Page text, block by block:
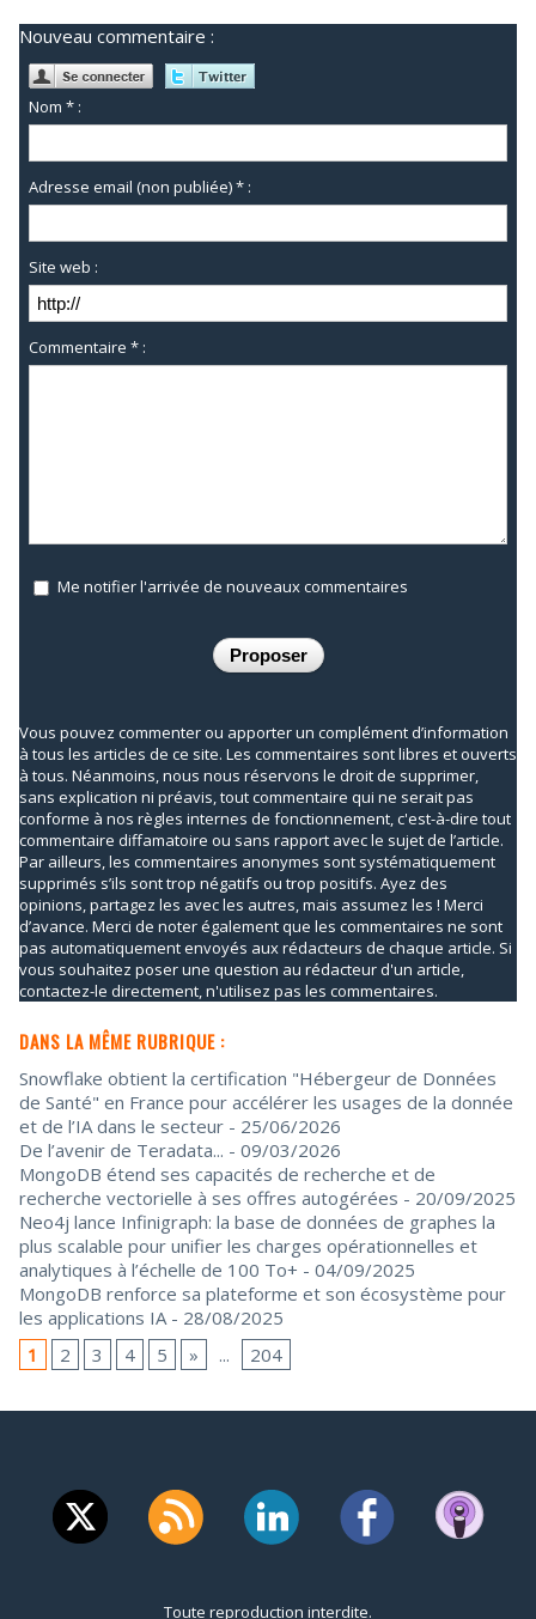
Nouveau commentaire :
Nom * :
Adresse email (non publiée) * :
Site web :
Commentaire * :
Me notifier l'arrivée de nouveaux commentaires
Vous pouvez commenter ou apporter un complément d’information
à tous les articles de ce site. Les commentaires sont libres et ouverts
à tous. Néanmoins, nous nous réservons le droit de supprimer,
sans explication ni préavis, tout commentaire qui ne serait pas
conforme à nos règles internes de fonctionnement, c'est-à-dire tout
commentaire diffamatoire ou sans rapport avec le sujet de l’article.
Par ailleurs, les commentaires anonymes sont systématiquement
supprimés s’ils sont trop négatifs ou trop positifs. Ayez des
opinions, partagez les avec les autres, mais assumez les ! Merci
d’avance. Merci de noter également que les commentaires ne sont
pas automatiquement envoyés aux rédacteurs de chaque article. Si
vous souhaitez poser une question au rédacteur d'un article,
contactez-le directement, n'utilisez pas les commentaires.
DANS LA MÊME RUBRIQUE :
Snowflake obtient la certification "Hébergeur de Données
de Santé" en France pour accélérer les usages de la donnée
et de l’IA dans le secteur - 25/06/2026
De l’avenir de Teradata... - 09/03/2026
MongoDB étend ses capacités de recherche et de
recherche vectorielle à ses offres autogérées - 20/09/2025
Neo4j lance Infinigraph: la base de données de graphes la
plus scalable pour unifier les charges opérationnelles et
analytiques à l’échelle de 100 To+ - 04/09/2025
MongoDB renforce sa plateforme et son écosystème pour
les applications IA - 28/08/2025
1
2 3 4 5 » ... 204
Toute reproduction interdite.